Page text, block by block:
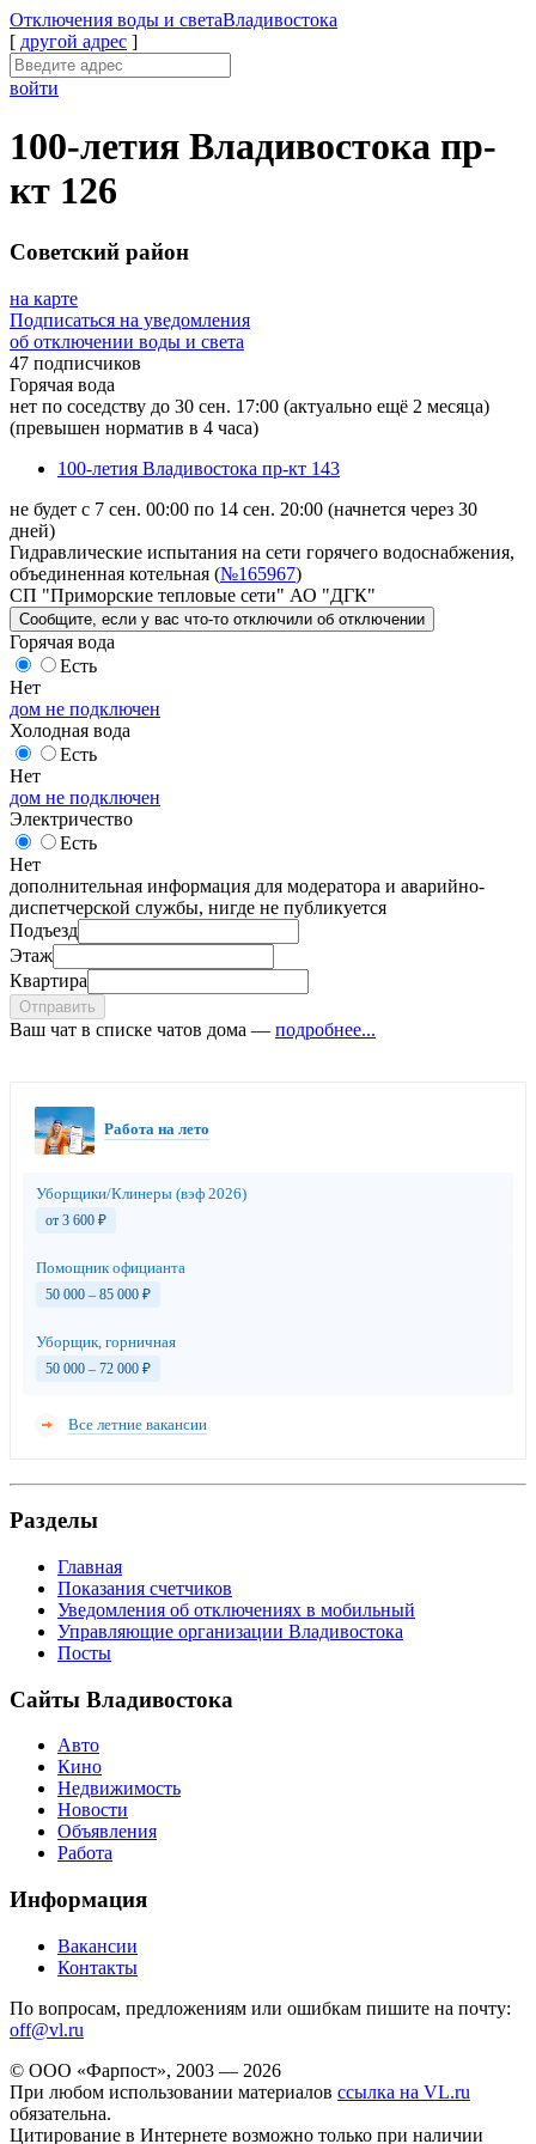
Отключения воды и светаВладивостока
[ другой адрес ]
войти
100-летия Владивостока пр-
кт 126
Советский район
на карте
Подписаться на уведомления
об отключении воды и света
47 подписчиков
Горячая вода
нет по соседству до 30 сен. 17:00 (актуально ещё 2 месяца)
(превышен норматив в 4 часа)
100-летия Владивостока пр-кт 143
не будет с 7 сен. 00:00 по 14 сен. 20:00 (начнется через 30
дней)
Гидравлические испытания на сети горячего водоснабжения,
объединенная котельная (№165967)
СП "Приморские тепловые сети" АО "ДГК"
Сообщите , если у вас что-то отключили об отключении
Горячая вода
Есть
Нет
дом не подключен
Холодная вода
Есть
Нет
дом не подключен
Электричество
Есть
Нет
дополнительная информация для модератора и аварийно-
диспетчерской службы, нигде не публикуется
Подъезд
Этаж
Квартира
Отправить
Ваш чат в списке чатов дома — подробнее...
Работа на лето
Уборщики/Клинеры (вэф 2026)
от 3 600 ₽
Помощник официанта
50 000 – 85 000 ₽
Уборщик, горничная
50 000 – 72 000 ₽
Все летние вакансии
Разделы
Главная
Показания счетчиков
Уведомления об отключениях в мобильный
Управляющие организации Владивостока
Посты
Сайты Владивостока
Авто
Кино
Недвижимость
Новости
Объявления
Работа
Информация
Вакансии
Контакты
По вопросам, предложениям или ошибкам пишите на почту:
off@vl.ru
© ООО «Фарпост», 2003 — 2026
При любом использовании материалов ссылка на VL.ru
обязательна.
Цитирование в Интернете возможно только при наличии